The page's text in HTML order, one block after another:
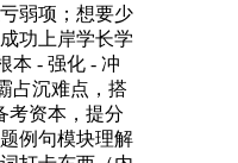
弱项；想要少
功上岸学长学
本 - 强化 - 冲
占沉难点，搭
考资本，提分
例句模块理解